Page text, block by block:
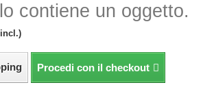
contiene un oggetto.
Procedi con il checkout